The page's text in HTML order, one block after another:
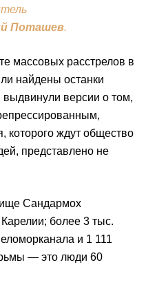
Поташев.
массовых расстрелов в
найдены останки
выдвинули версии о том,
которого ждут общество
представлено не
Сандармох
более 3 тыс.
и 1 111
— это люди 60